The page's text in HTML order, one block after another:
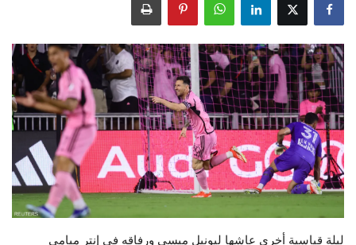
اقتصاد
علوم وتكنولوجيا
رياضة
فيديو
حياة
ليلة قياسية أخرى عاشها ليونيل ميسي ورفاقه في إنتر ميامي